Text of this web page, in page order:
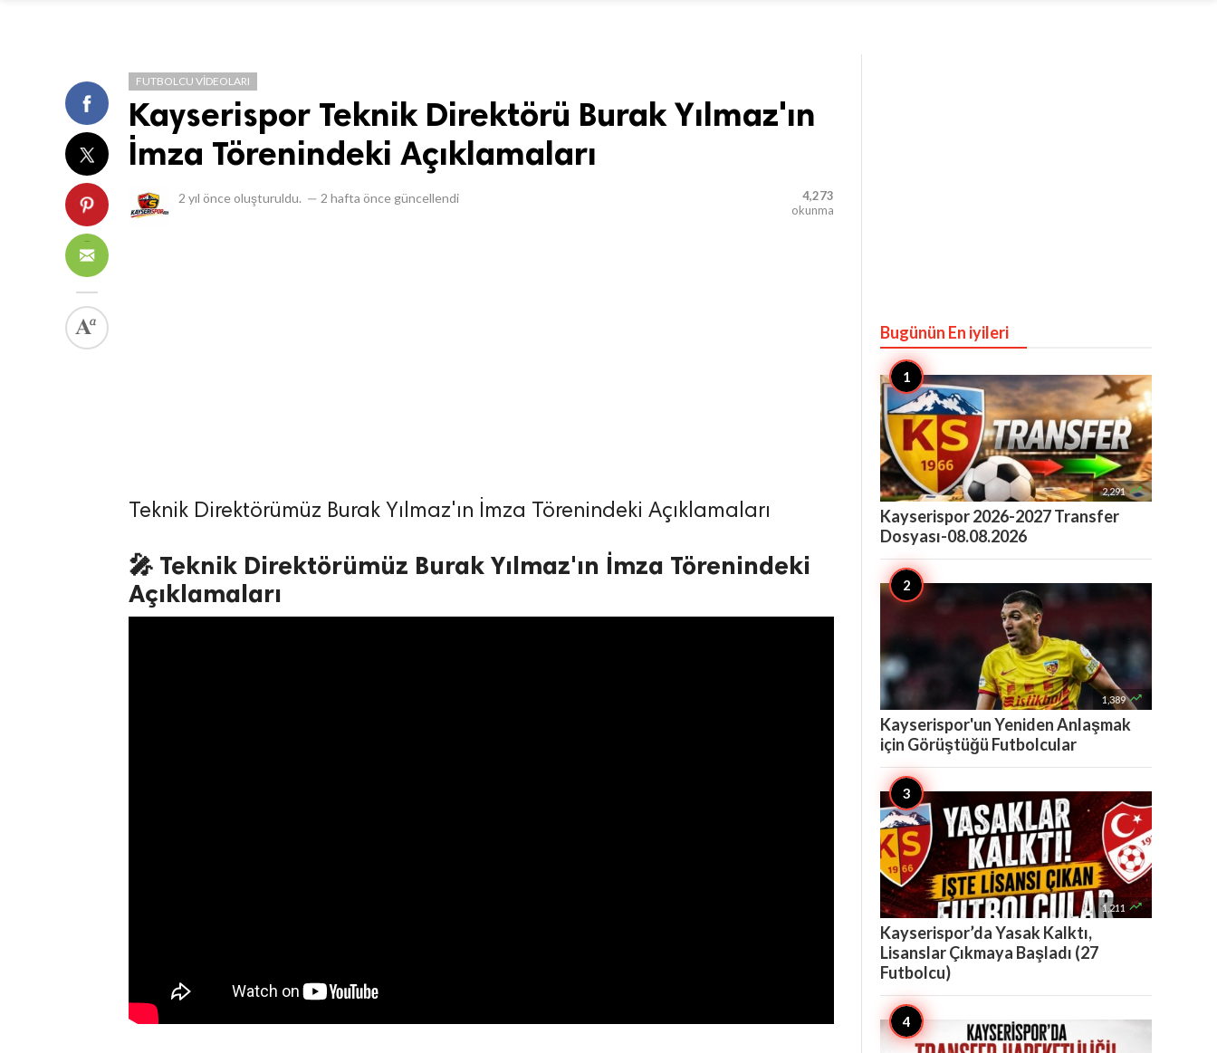
FUTBOLCU VIDEOLARI
Kayserispor Teknik Direktörü Burak Yılmaz'ın
İmza Törenindeki Açıklamaları
2 yıl önce oluşturuldu. — 2 hafta önce güncellendi
4,273
okunma
Teknik Direktörümüz Burak Yılmaz'ın İmza Törenindeki Açıklamaları
🎤 Teknik Direktörümüz Burak Yılmaz'ın İmza Törenindeki
Açıklamaları
Bugünün En iyileri
2,291 
Kayserispor 2026-2027 Transfer
Dosyası-08.08.2026
1,389 
Kayserispor'un Yeniden Anlaşmak
için Görüştüğü Futbolcular
1,211 
Kayserispor’da Yasak Kalktı,
Lisanslar Çıkmaya Başladı (27
Futbolcu)